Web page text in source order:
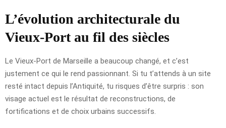
L’évolution architecturale du
Vieux-Port au fil des siècles
Le Vieux-Port de Marseille a beaucoup changé, et c’est
justement ce qui le rend passionnant. Si tu t’attends à un site
resté intact depuis l’Antiquité, tu risques d’être surpris : son
visage actuel est le résultat de reconstructions, de
fortifications et de choix urbains successifs.